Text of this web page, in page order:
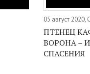
05 август 2020,
ПТЕНЕЦ
ВОРОНА –
СПАСЕНИЯ